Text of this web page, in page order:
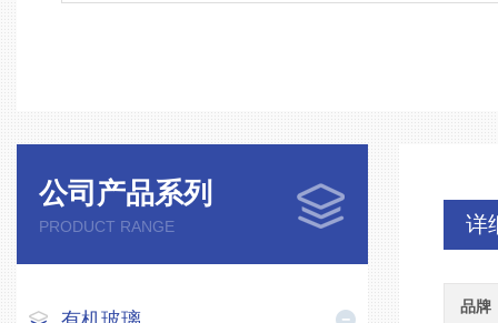
公司产品系列
PRODUCT RANGE 详
品牌